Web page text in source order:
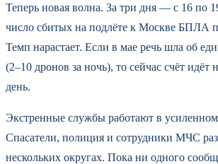
Теперь новая волна. За три дня — с 16 по
число сбитых на подлёте к Москве БПЛА
Темп нарастает. Если в мае речь шла об
(2–10 дронов за ночь), то сейчас счёт идёт
день.
Экстренные службы работают в
Спасатели, полиция и сотрудники МЧС
нескольких округах. Пока ни одного